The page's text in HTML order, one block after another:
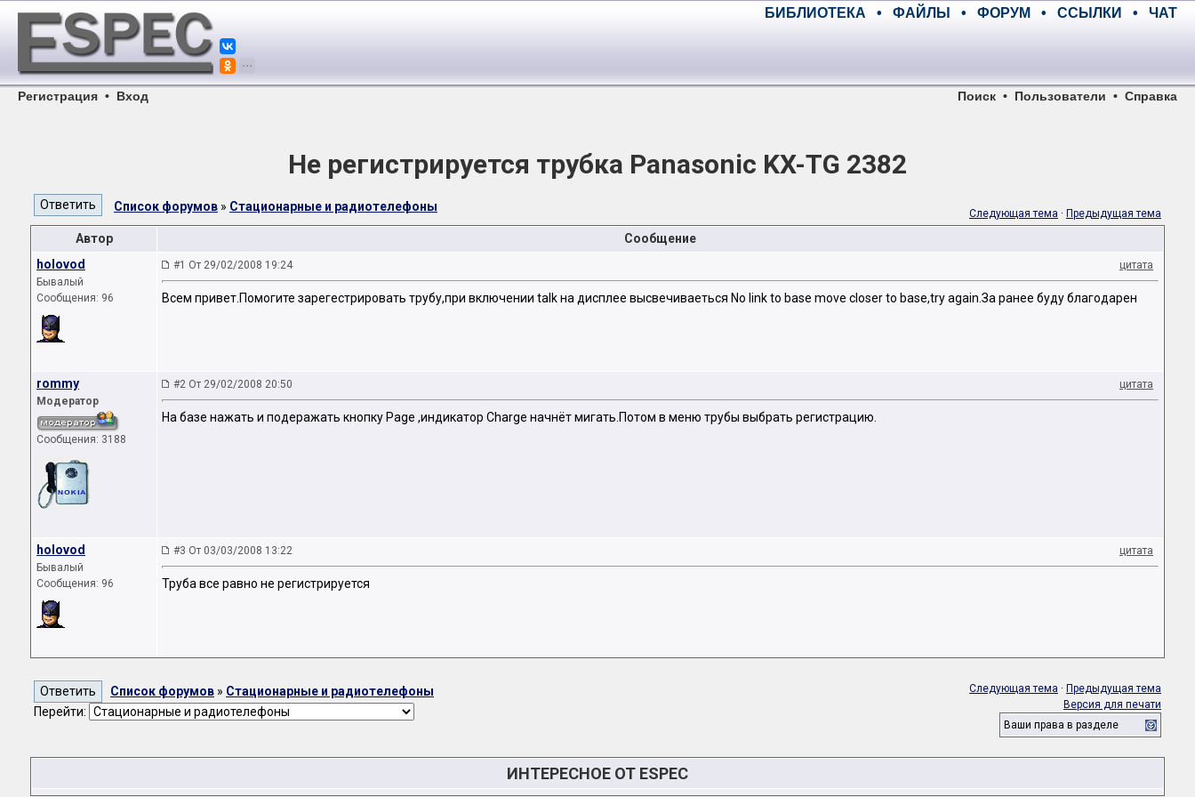
БИБЛИОТЕКА • ФАЙЛЫ • ФОРУМ • ССЫЛКИ • ЧАТ
Регистрация • Вход Поиск • Пользователи • Справка
Не регистрируется трубка Panasonic KX-TG 2382
Список форумов » Стационарные и радиотелефоны Следующая тема · Предыдущая тема
Автор
Сообщение
holovod
Бывалый
Сообщения: 96
#1 От 29/02/2008 19:24 цитата
Всем привет.Помогите зарегестрировать трубу,при включении talk на дисплее высвечиваеться No link to base move closer to base,try again.За ранее буду благодарен
rommy
Модератор
Сообщения: 3188
#2 От 29/02/2008 20:50 цитата
На базе нажать и подеражать кнопку Page ,индикатор Charge начнёт мигать.Потом в меню трубы выбрать регистрацию.
holovod
Бывалый
Сообщения: 96
#3 От 03/03/2008 13:22 цитата
Труба все равно не регистрируется
Список форумов » Стационарные и радиотелефоны
Перейти:
Следующая тема · Предыдущая тема
Версия для печати
Ваши права в разделе
ИНТЕРЕСНОЕ ОТ ESPEC